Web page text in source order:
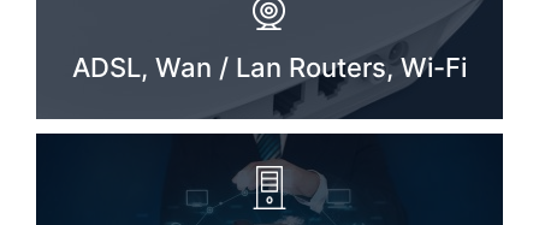
ADSL, Wan / Lan Routers, Wi-Fi